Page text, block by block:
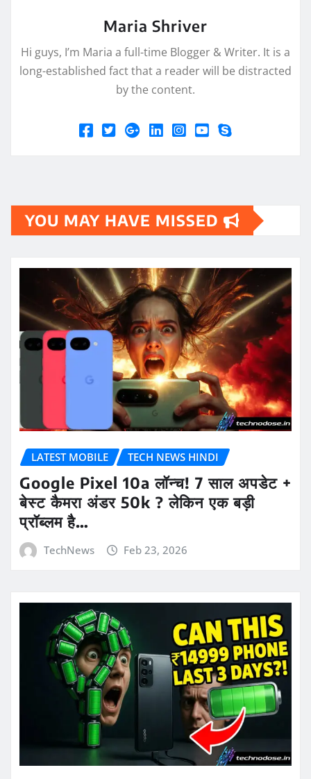
Maria Shriver
Hi guys, I’m Maria a full-time Blogger & Writer. It is a
long-established fact that a reader will be distracted
by the content.
YOU MAY HAVE MISSED
LATEST MOBILE TECH NEWS HINDI
Google Pixel 10a लॉन्च! 7 साल अपडेट +
बेस्ट कैमरा अंडर 50k ? लेकिन एक बड़ी
प्रॉब्लम है…
TechNews Feb 23, 2026